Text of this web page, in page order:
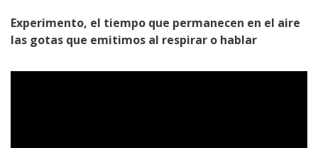
Experimento, el tiempo que permanecen en el aire
las gotas que emitimos al respirar o hablar